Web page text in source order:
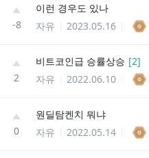
-8
이런 경우도 있나
자유
2023.05.16
2
비트코인급 승률상승 [2]
자유
2022.06.10
0
원딜탐켄치 뭐냐
자유
2022.05.14